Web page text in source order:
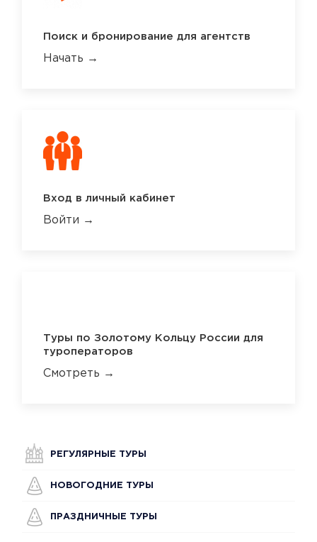
РЕГУЛЯРНЫЕ ТУРЫ
НОВОГОДНИЕ ТУРЫ
ПРАЗДНИЧНЫЕ ТУРЫ
Поиск и бронирование для агентств
Начать →
Вход в личный кабинет
Войти →
Туры по Золотому Кольцу России для
туроператоров
Смотреть →